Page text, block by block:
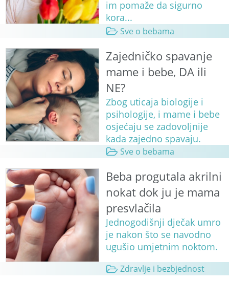
im pomaže da sigurno
kora...
Sve o bebama
Zajedničko spavanje
mame i bebe, DA ili
NE?
Zbog uticaja biologije i
psihologije, i mame i bebe
osjećaju se zadovoljnije
kada zajedno spavaju.
Sve o bebama
Beba progutala akrilni
nokat dok ju je mama
presvlačila
Jednogodišnji dječak umro
je nakon što se navodno
ugušio umjetnim noktom.
Zdravlje i bezbjednost